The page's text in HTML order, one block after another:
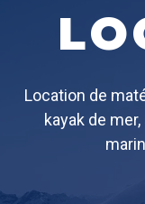
Location de
kayak de